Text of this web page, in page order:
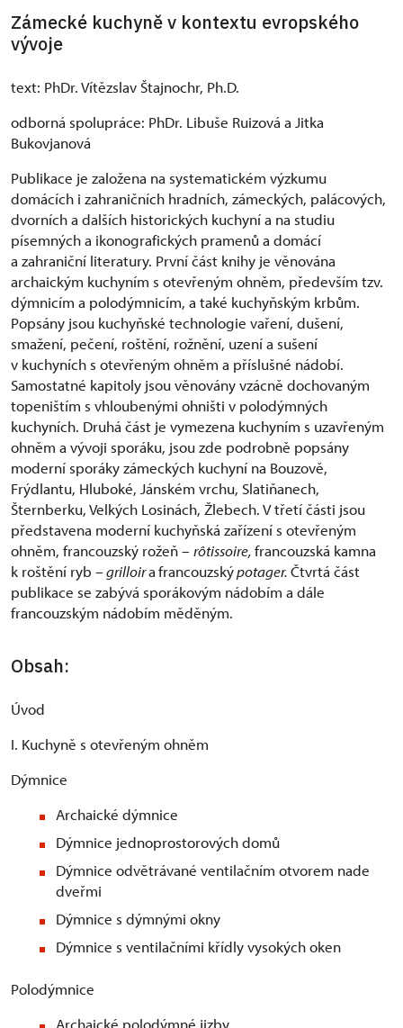
Zámecké kuchyně v kontextu evropského
vývoje
text: PhDr. Vítězslav Štajnochr, Ph.D.
odborná spolupráce: PhDr. Libuše Ruizová a Jitka
Bukovjanová
Publikace je založena na systematickém výzkumu
domácích i zahraničních hradních, zámeckých, palácových,
dvorních a dalších historických kuchyní a na studiu
písemných a ikonografických pramenů a domácí
a zahraniční literatury. První část knihy je věnována
archaickým kuchyním s otevřeným ohněm, především tzv.
dýmnicím a polodýmnicím, a také kuchyňským krbům.
Popsány jsou kuchyňské technologie vaření, dušení,
smažení, pečení, roštění, rožnění, uzení a sušení
v kuchyních s otevřeným ohněm a příslušné nádobí.
Samostatné kapitoly jsou věnovány vzácně dochovaným
topeništím s vhloubenými ohništi v polodýmných
kuchyních. Druhá část je vymezena kuchyním s uzavřeným
ohněm a vývoji sporáku, jsou zde podrobně popsány
moderní sporáky zámeckých kuchyní na Bouzově,
Frýdlantu, Hluboké, Jánském vrchu, Slatiňanech,
Šternberku, Velkých Losinách, Žlebech. V třetí části jsou
představena moderní kuchyňská zařízení s otevřeným
ohněm, francouzský rožeň – rôtissoire,francouzská kamna
k roštění ryb – grilloirafrancouzskýpotager.Čtvrtá část
publikace se zabývá sporákovým nádobím a dále
francouzským nádobím měděným.
Obsah:
Úvod
I. Kuchyně s otevřeným ohněm
Dýmnice
Archaické dýmnice
Dýmnice jednoprostorových domů
Dýmnice odvětrávané ventilačním otvorem nade
dveřmi
Dýmnice s dýmnými okny
Dýmnice s ventilačními křídly vysokých oken
Polodýmnice